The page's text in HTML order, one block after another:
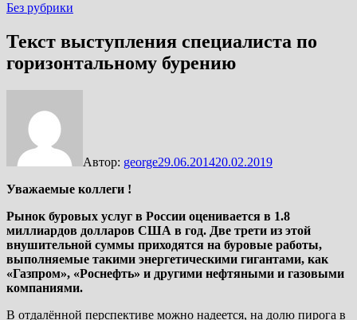
Без рубрики
Текст выступления специалиста по
горизонтальному бурению
Автор: george29.06.201420.02.2019
Уважаемые коллеги !
Рынок буровых услуг в России оценивается в 1.8
миллиардов долларов США в год. Две трети из этой
внушительной суммы приходятся на буровые работы,
выполняемые такими энергетическими гигантами, как
«Газпром», «Роснефть» и другими нефтяными и газовыми
компаниями.
В отдалённой перспективе можно надеется, на долю пирога в